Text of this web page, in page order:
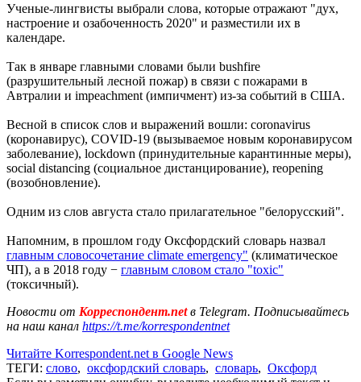
Ученые-лингвисты выбрали слова, которые отражают "дух,
настроение и озабоченность 2020" и разместили их в
календаре.
Так в январе главными словами были bushfire
(разрушительный лесной пожар) в связи с пожарами в
Автралии и impeachment (импичмент) из-за событий в США.
Весной в список слов и выражений вошли: coronavirus
(коронавирус), COVID-19 (вызываемое новым коронавирусом
заболевание), lockdown (принудительные карантинные меры),
social distancing (социальное дистанцирование), reopening
(возобновление).
Одним из слов августа стало прилагательное "белорусский".
Напомним, в прошлом году Оксфордский словарь назвал
главным словосочетание climate emergency" (климатическое
ЧП), а в 2018 году − главным словом стало "toxic"
(токсичный).
Новости от Корреспондент.netв Telegram. Подписывайтесь
на наш канал https://t.me/korrespondentnet
Читайте Korrespondent.net в Google News
ТЕГИ: слово, оксфордский словарь, словарь, Оксфорд